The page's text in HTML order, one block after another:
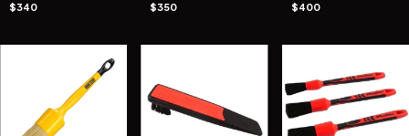
$340 $350 $400